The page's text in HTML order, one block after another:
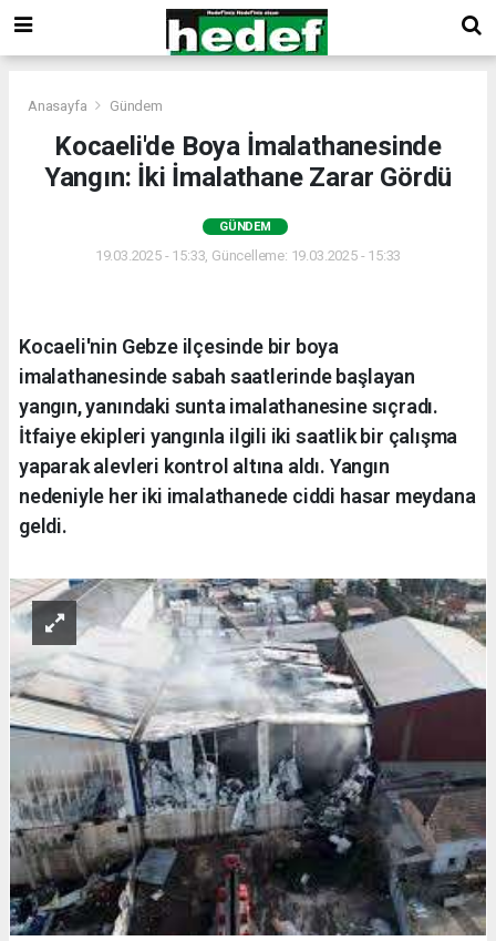
Anasayfa Gündem
Kocaeli'de Boya İmalathanesinde
Yangın: İki İmalathane Zarar Gördü
GÜNDEM
19.03.2025 - 15:33, Güncelleme: 19.03.2025 - 15:33
Kocaeli'nin Gebze ilçesinde bir boya
imalathanesinde sabah saatlerinde başlayan
yangın, yanındaki sunta imalathanesine sıçradı.
İtfaiye ekipleri yangınla ilgili iki saatlik bir çalışma
yaparak alevleri kontrol altına aldı. Yangın
nedeniyle her iki imalathanede ciddi hasar meydana
geldi.